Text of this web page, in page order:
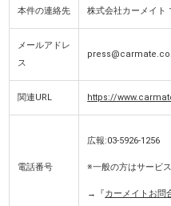
本件の連絡先 株式会社カーメイト
メールアドレ
ス
関連URL https://
電話番号
広報:03-5926-1256
※一般の方はサービ
→『カーメイトお問